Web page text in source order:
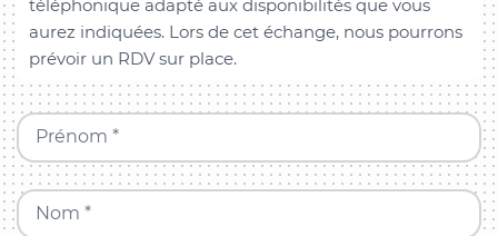
téléphonique adapté aux disponibilités que vous
aurez indiquées. Lors de cet échange, nous pourrons
prévoir un RDV sur place.
Prénom *
Nom *